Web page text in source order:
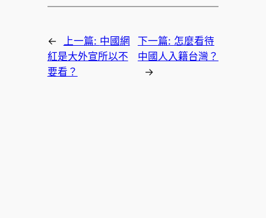
← 上一篇: 中國網
紅是大外宣所以不
要看？
下一篇: 怎麼看待
中國人入籍台灣？
→